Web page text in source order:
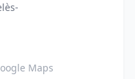
Maps